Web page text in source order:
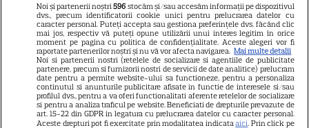
E oficial! Ce a decis Ilie Bolojan,
cu puțin timp în urmă! Toată
lumea vorbește acum despre
asta
Noi și partenerii noștri596 stocăm și/sau accesăm informații pe dispozitivul
dvs., precum identificatorii cookie unici pentru prelucrarea datelor cu
caracter personal. Puteți accepta sau gestiona preferințele dvs. făcând clic
mai jos, respectiv vă puteți opune utilizării unui interes legitim în orice
moment pe pagina cu politica de confidențialitate. Aceste alegeri vor fi
raportate partenerilor noștri și nu vă vor afecta navigarea. Mai multe detalii
Noi si partenerii nostri (retelele de socializare si agentiile de publicitate
partenere, precum si furnizorii nostri de servicii de date analitice) prelucram
date pentru a permite website-ului sa functioneze, pentru a personaliza
continutul si anunturile publicitare afisate in functie de interesele si/sau
profilul dvs., pentru a va oferi functionalitati aferente retelelor de socializare
si pentru a analiza traficul pe website. Beneficiati de drepturile prevazute de
art. 15-22 din GDPR in legatura cu prelucrarea datelor cu caracter personal.
Aceste drepturi pot fi exercitate prin modalitatea indicataaici. Prin click pe